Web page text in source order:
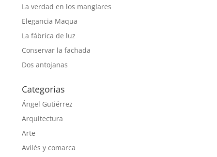
La verdad en los manglares
Elegancia Maqua
La fábrica de luz
Conservar la fachada
Dos antojanas
Categorías
Ángel Gutiérrez
Arquitectura
Arte
Avilés y comarca